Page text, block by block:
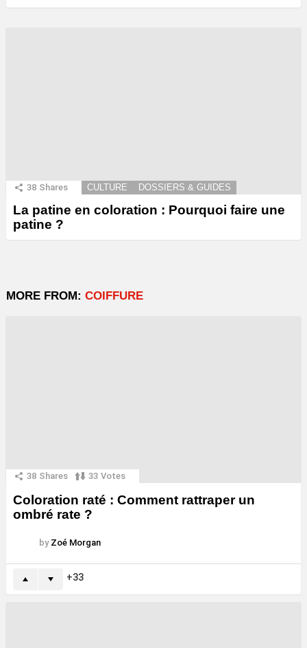
38 Shares CULTURE DOSSIERS & GUIDES
La patine en coloration : Pourquoi faire une
patine ?
MORE FROM: COIFFURE
38 Shares 33 Votes
Coloration raté : Comment rattraper un
ombré rate ?
by Zoé Morgan
33